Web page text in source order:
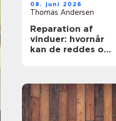
08. juni 2026
Thomas Andersen
Reparation af
vinduer: hvornår
kan de reddes og